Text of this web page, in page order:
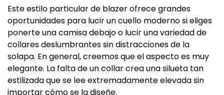
Este estilo particular de blazer ofrece grandes
oportunidades para lucir un cuello moderno si eliges
ponerte una camisa debajo o lucir una variedad de
collares deslumbrantes sin distracciones de la
solapa. En general, creemos que el aspecto es muy
elegante. La falta de un collar crea una silueta tan
estilizada que se lee extremadamente elevada sin
importar cómo se la diseñe.